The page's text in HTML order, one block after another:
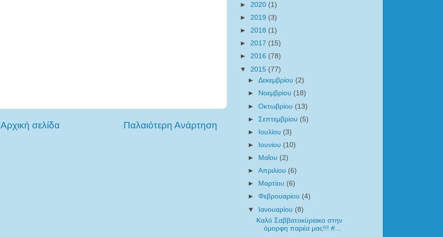
Παλαιότερη Ανάρτηση
Αρχική σελίδα
► 2020 (1)
► 2019 (3)
► 2018 (1)
► 2017 (15)
► 2016 (78)
▼ 2015 (77)
►Δεκεμβρίου (2)
►
Νοεμβρίου (18)
►Οκτωβρίου (13)
►Σεπτεμβρίου (5)
►
Ιουλίου (3)
►
Ιουνίου (10)
►
Μαΐου (2)
►Απριλίου (6)
►
Μαρτίου (6)
►Φεβρουαρίου (4)
▼ Ιανουαρίου (8)
Καλό Σαββατοκύριακο στην
όμορφη παρέα μας!!! ‪#‎...